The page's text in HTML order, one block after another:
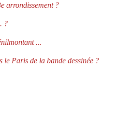
arrondissement ?
?
...
le Paris de la bande dessinée ?